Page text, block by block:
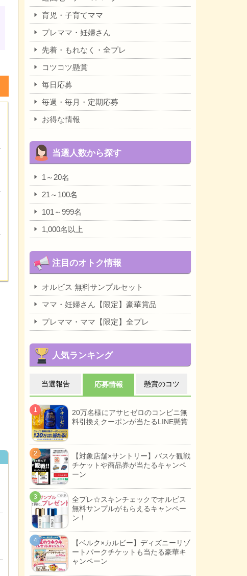
育児・子育てママ
プレママ・妊婦さん
先着・もれなく・全プレ
コツコツ懸賞
毎日応募
毎週・毎月・定期応募
お得な情報
当選人数から探す
1～20名
21～100名
101～999名
1,000名以上
注目のオトク情報
オルビス 無料サンプルセット
ママ・妊婦さん【限定】豪華賞品
プレママ・ママ【限定】全プレ
人気ランキング
当選報告 応募情報 懸賞のコツ
20万名様にアサヒゼロのコンビニ無
料引換えクーポンが当たるLINE懸賞
【対象店舗×サントリー】バスケ観戦
チケットや商品券が当たるキャンペ
ーン
全プレ☆スキンチェックでオルビス
無料サンプルがもらえるキャンペー
ン！
【ベルク×カルビー】ディズニーリゾ
ートパークチケットも当たる豪華キ
ャンペーン